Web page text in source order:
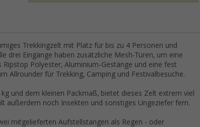
Trekkingzelt mit Platz für bis zu 4 Personen und
drei Eingänge haben zusätzliche Mesh-Türen, um eine
Polyester, Aluminium-Gestänge und eine fest
Allrounder für Trekking, Camping und Festivalbesuche.
und dem kleinen Packmaß, bietet dieses Zelt extrem viel
außerdem noch Insekten und sonstiges Ungeziefer fern.
mitgelieferten Aufstellstangen als Regen - oder